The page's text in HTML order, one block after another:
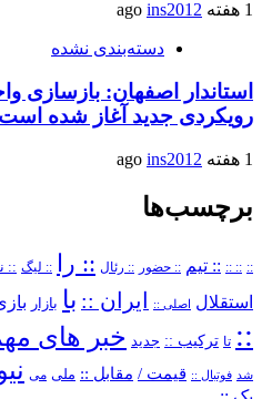
1 هفته ago ins2012
دسته‌بندی نشده
استاندار اصفهان: بازسازی
رویکردی جدید آغاز شده است
1 هفته ago ins2012
برچسب‌ها
::
:: :: :: تیم :: حضور :: رئال :: را :: لیگ ::
استقلال اصلی :: ایران :: با بازار
:: تا ترکیب :: جدید خبر های
شد فوتبال :: قیمت / مقابل :: ملی می